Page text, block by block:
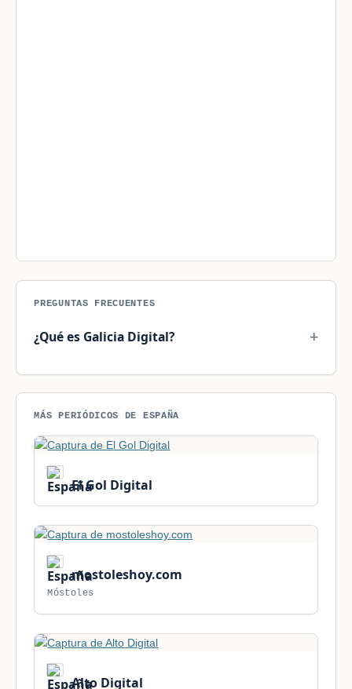
PREGUNTAS FRECUENTES
¿Qué es Galicia Digital?
MÁS PERIÓDICOS DE ESPAÑA
El Gol Digital
mostoleshoy.com
Móstoles
Alto Digital